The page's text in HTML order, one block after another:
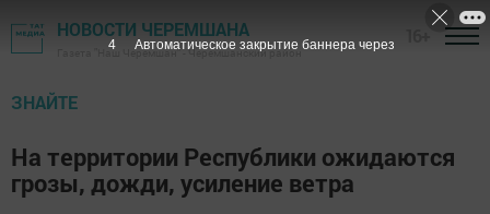
НОВОСТИ ЧЕРЕМШАНА
Газета "Наш Черемшан" - Черемшанский район
ЗНАЙТЕ
На территории Республики ожидаются
грозы, дожди, усиление ветра
3 Автоматическое закрытие баннера через